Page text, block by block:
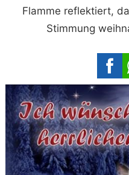
Flamme reflektiert,
Stimmung